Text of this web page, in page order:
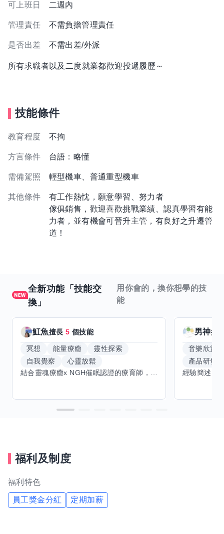
可上班日 二週內
管理責任 不需負擔管理責任
是否出差 不需出差/外派
所有求職者以及二度就業都歡迎投遞履歷～
技能條件
教育程度 不拘
方言條件 台語：略懂
需備駕照 輕型機車、普通重型機車
其他條件
有工作熱忱，願意學習、努力者
傢俱銷售，歡迎喜歡挑戰業績、認真學習有能
力者，並有機會可晉升主管，有良好之升遷管
道！
全新功能「技能交
換」
用你會的，換你想學的技
能
魟魚擅長5 個技能
冥想 能量療癒
靈性探索
自我覺察
心靈放鬆
男神擅
音樂欣賞
產品研發
福利及制度
福利特色
員工獎金分紅 定期加薪